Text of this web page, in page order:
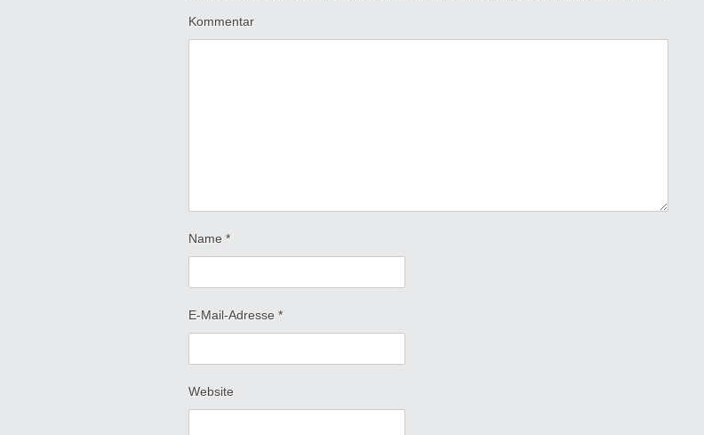
Kommentar
Name *
E-Mail-Adresse *
Website